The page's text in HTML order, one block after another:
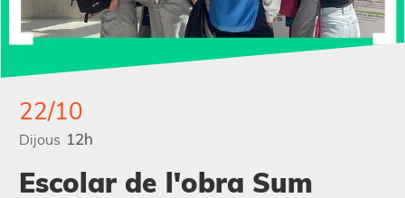
22/10
Dijous 12h
Escolar de l'obra Sum